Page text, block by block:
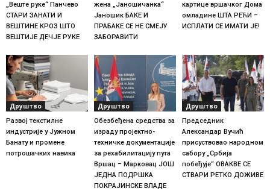
„Веште руке“ Панчево
СТАРИ ЗАНАТИ И
ВЕШТИНЕ КРОЗ ШТО
ВЕШТИЈЕ ДЕЧЈЕ РУКЕ
жена „Јаношичанка“
Јаношик БАКЕ И
ПРАБАКЕ СЕ НЕ СМЕЈУ
ЗАБОРАВИТИ
картице вршачког Дома
омладине ШТА РЕЋИ –
ИСПЛАТИ СЕ ИМАТИ ЈЕ!
Друштво
Развој текстилне
индустрије у Јужном
Банату и промене
потрошачких навика
Друштво
Обезбеђена средства за
израду пројектно-
техничке документације
за рехабилитацију пута
Вршац – Марковац ЈОШ
ЈЕДНА ПОДРШКА
ПОКРАЈИНСКЕ ВЛАДЕ
Друштво
Председник
Александар Вучић
присуствовао народном
сабору „Србија
побеђује“ ОВАКВЕ СЕ
СТВАРИ РЕТКО ДОЖИВЕ